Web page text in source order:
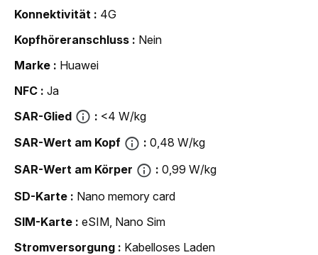
Konnektivität
4G
Kopfhöreranschluss
Nein
Marke
Huawei
NFC
Ja
SAR-Glied
<4 W/kg
SAR-Wert am Kopf
0,48 W/kg
SAR-Wert am Körper
0,99 W/kg
SD-Karte
Nano memory card
SIM-Karte
eSIM, Nano Sim
Strom­versorgung
Kabelloses Laden